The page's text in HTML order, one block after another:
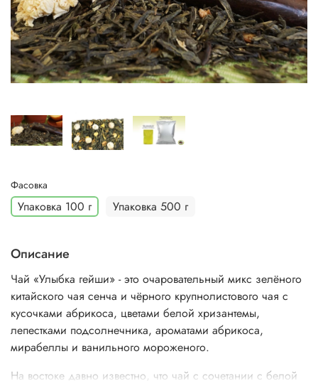
Фасовка
Упаковка 100 г Упаковка 500 г
Описание
Чай «Улыбка гейши» - это очаровательный микс зелёного
китайского чая сенча и чёрного крупнолистового чая с
кусочками абрикоса, цветами белой хризантемы,
лепестками подсолнечника, ароматами абрикоса,
мирабеллы и ванильного мороженого.
На востоке давно известно, что чай с сочетании с белой